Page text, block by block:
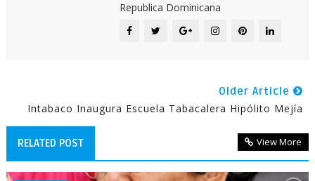
Republica Dominicana
Older Article
Intabaco Inaugura Escuela Tabacalera Hipólito Mejía
RELATED POST View More